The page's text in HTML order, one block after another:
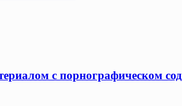
с порнографическом